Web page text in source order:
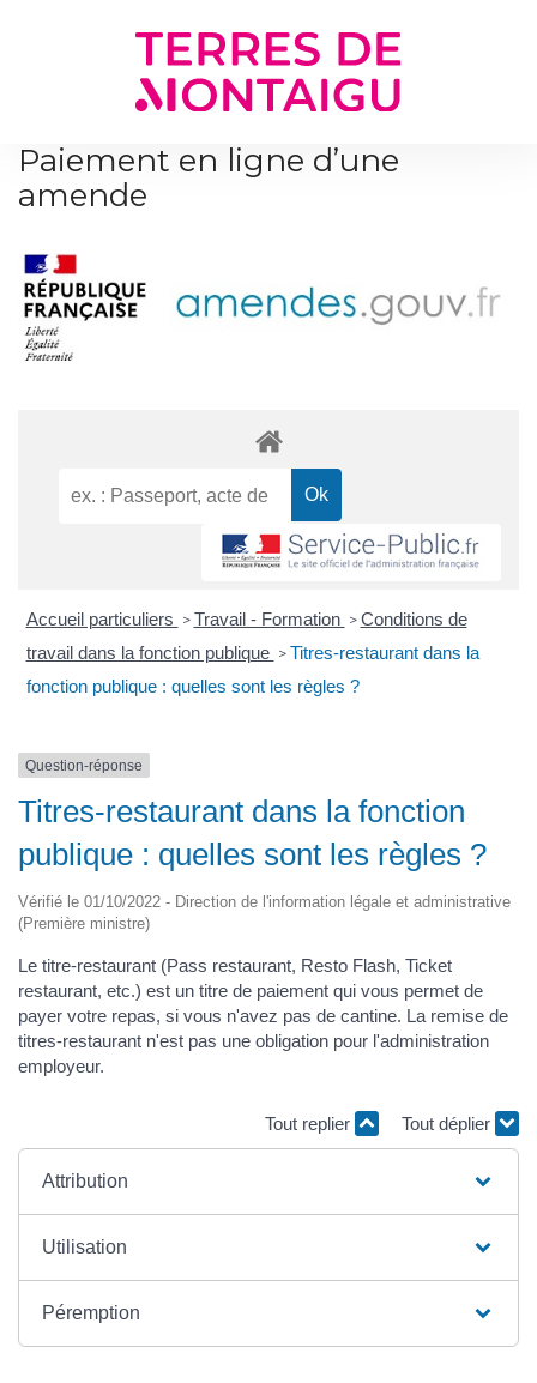
Paiement en ligne d’une
amende
Accueil particuliers > Travail - Formation > Conditions de
travail dans la fonction publique > Titres-restaurant dans la
fonction publique : quelles sont les règles ?
Question-réponse
Titres-restaurant dans la fonction
publique : quelles sont les règles ?
Vérifié le 01/10/2022 - Direction de l'information légale et administrative
(Première ministre)
Le titre-restaurant (Pass restaurant, Resto Flash, Ticket
restaurant, etc.) est un titre de paiement qui vous permet de
payer votre repas, si vous n'avez pas de cantine. La remise de
titres-restaurant n'est pas une obligation pour l'administration
employeur.
Tout replier Tout déplier
Attribution
Utilisation
Péremption